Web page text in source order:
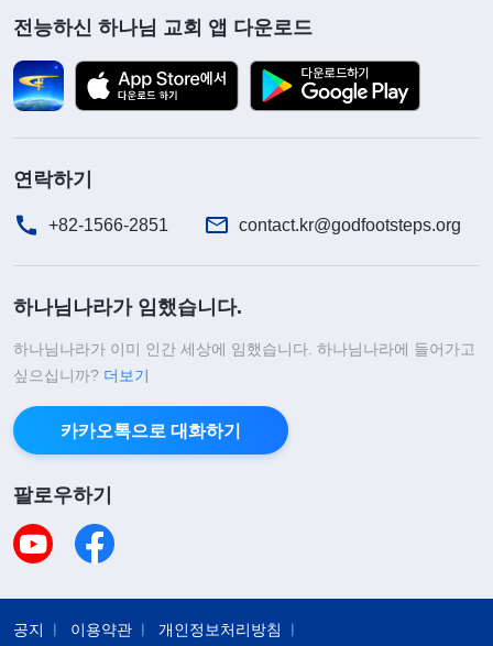
전능하신 하나님 교회 앱 다운로드
연락하기
+82-1566-2851 contact.kr@godfootsteps.org
하나님나라가 임했습니다.
하나님나라가 이미 인간 세상에 임했습니다. 하나님나라에 들어가고
싶으십니까? 더보기
카카오톡으로 대화하기
팔로우하기
공지 이용약관 개인정보처리방침